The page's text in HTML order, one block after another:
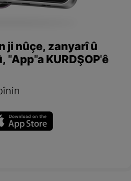
ji nûçe, zanyarî û
"App"a KURDŞOP'ê